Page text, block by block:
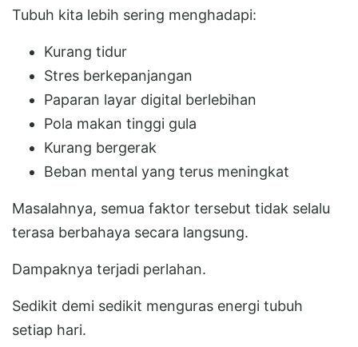
Tubuh kita lebih sering menghadapi:
Kurang tidur
Stres berkepanjangan
Paparan layar digital berlebihan
Pola makan tinggi gula
Kurang bergerak
Beban mental yang terus meningkat
Masalahnya, semua faktor tersebut tidak selalu
terasa berbahaya secara langsung.
Dampaknya terjadi perlahan.
Sedikit demi sedikit menguras energi tubuh
setiap hari.